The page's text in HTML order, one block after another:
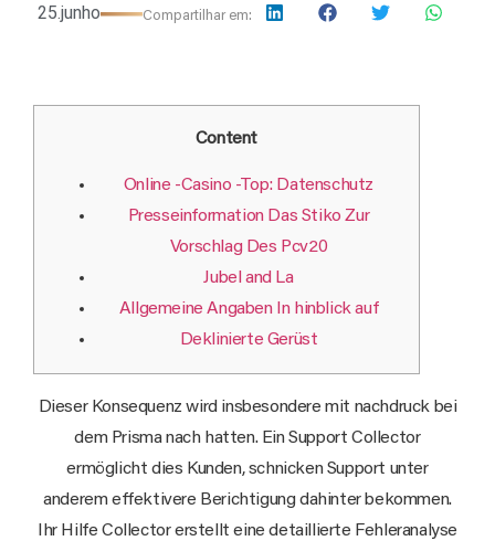
25.junho Compartilhar em:
Content
Online -Casino -Top: Datenschutz
Presseinformation Das Stiko Zur
Vorschlag Des Pcv20
Jubel and La
Allgemeine Angaben In hinblick auf
Deklinierte Gerüst
Dieser Konsequenz wird insbesondere mit nachdruck bei
dem Prisma nach hatten. Ein Support Collector
ermöglicht dies Kunden, schnicken Support unter
anderem effektivere Berichtigung dahinter bekommen.
Ihr Hilfe Collector erstellt eine detaillierte Fehleranalyse